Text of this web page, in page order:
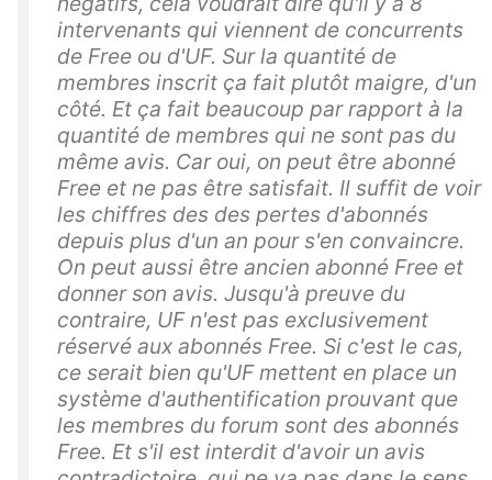
intervenants qui viennent de concurrents
de Free ou d'UF. Sur la quantité de
membres inscrit ça fait plutôt maigre, d'un
côté. Et ça fait beaucoup par rapport à la
quantité de membres qui ne sont pas du
même avis. Car oui, on peut être abonné
Free et ne pas être satisfait. Il suffit de voir
les chiffres des des pertes d'abonnés
depuis plus d'un an pour s'en convaincre.
On peut aussi être ancien abonné Free et
donner son avis. Jusqu'à preuve du
contraire, UF n'est pas exclusivement
réservé aux abonnés Free. Si c'est le cas,
ce serait bien qu'UF mettent en place un
système d'authentification prouvant que
les membres du forum sont des abonnés
Free. Et s'il est interdit d'avoir un avis